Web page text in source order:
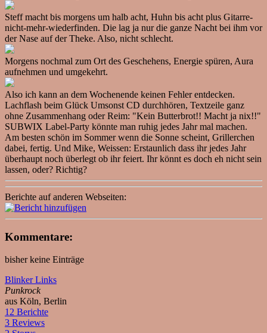
Steff macht bis morgens um halb acht, Huhn bis acht plus Gitarre-
nicht-mehr-wiederfinden. Die lag ja nur die ganze Nacht bei ihm vor
der Nase auf der Theke. Also, nicht schlecht.
Morgens nochmal zum Ort des Geschehens, Energie spüren, Aura
aufnehmen und umgekehrt.
Also ich kann an dem Wochenende keinen Fehler entdecken.
Lachflash beim Glück Umsonst CD durchhören, Textzeile ganz
ohne Zusammenhang oder Reim: "Kein Butterbrot!! Macht ja nix!!"
SUBWIX Label-Party könnte man ruhig jedes Jahr mal machen.
Am besten schön im Sommer wenn die Sonne scheint, Grillerchen
dabei, fertig. Und Mike, Weissen: Erstaunlich dass ihr jedes Jahr
überhaupt noch überlegt ob ihr feiert. Ihr könnt es doch eh nicht sein
lassen, oder? Richtig?
Berichte auf anderen Webseiten:
Kommentare:
bisher keine Einträge
Blinker Links
Punkrock
aus Köln, Berlin
12 Berichte
3 Reviews